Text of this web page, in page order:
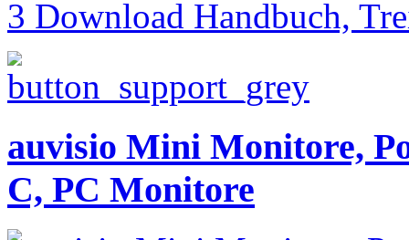
3 Download Handbuch,
auvisio Mini Monitore,
C, PC Monitore